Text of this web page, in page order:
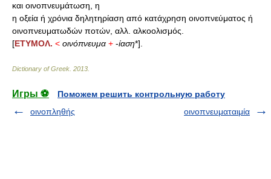
και οινοπνευμάτωση, η
η οξεία ή χρόνια δηλητηρίαση από κατάχρηση οινοπνεύματος ή
οινοπνευματωδών ποτών, αλλ. αλκοολισμός.
[ΕΤΥΜΟΛ. < οινόπνευμα + -ίαση*].
Dictionary of Greek 2013
Игры ⚽
Поможем решить контрольную работу
οινοπληθής
οινοπνευματαιμία